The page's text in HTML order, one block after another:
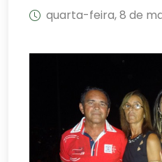
quarta-feira, 8 de